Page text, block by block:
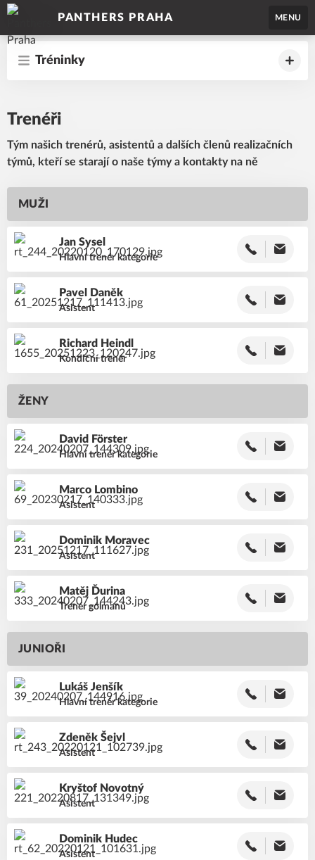
PANTHERS PRAHA MENU
Tréninky
Trenéři
Tým našich trenérů, asistentů a dalších členů realizačních
týmů, kteří se starají o naše týmy a kontakty na ně
MUŽI
Jan Sysel
Hlavní trenér kategorie
Pavel Daněk
Asistent
Richard Heindl
Kondiční trenér
ŽENY
David Förster
Hlavní trenér kategorie
Marco Lombino
Asistent
Dominik Moravec
Asistent
Matěj Ďurina
Trenér gólmanů
JUNIOŘI
Lukáš Jenšík
Hlavní trenér kategorie
Zdeněk Šejvl
Asistent
Kryštof Novotný
Asistent
Dominik Hudec
Asistent